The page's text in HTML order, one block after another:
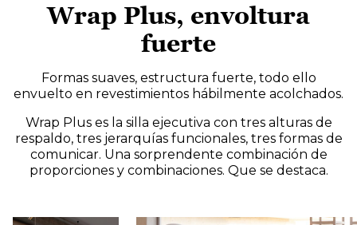
Wrap Plus, envoltura
fuerte
Formas suaves, estructura fuerte, todo ello
envuelto en revestimientos hábilmente acolchados.
Wrap Plus es la silla ejecutiva con tres alturas de
respaldo, tres jerarquías funcionales, tres formas de
comunicar. Una sorprendente combinación de
proporciones y combinaciones. Que se destaca.